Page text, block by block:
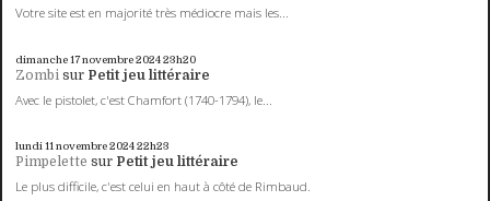
Votre site est en majorité très médiocre mais les...
dimanche 17novembre 202423h20
Zombi sur Petit jeu littéraire
Avec le pistolet, c'est Chamfort (1740-1794), le...
lundi 11novembre 202422h23
Pimpelette sur Petit jeu littéraire
Le plus difficile, c'est celui en haut à côté de Rimbaud.